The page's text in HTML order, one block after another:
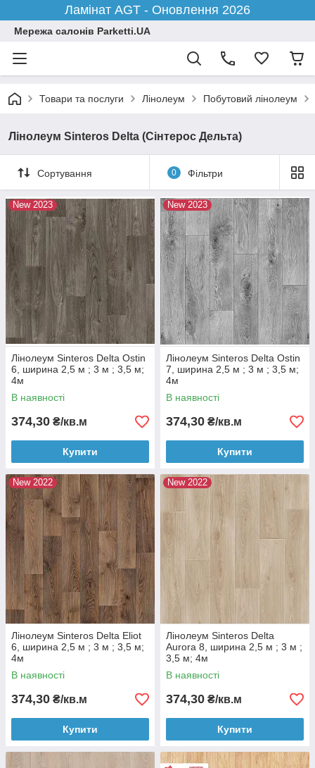
Ламінат AGT - Оновлення 2026
Мережа салонів Parketti.UA
Товари та послуги Лінолеум Побутовий лінолеум
Лінолеум Sinteros Delta (Сінтерос Дельта)
Сортування 0 Фільтри
New 2023
Лінолеум Sinteros Delta Ostin
6, ширина 2,5 м ; 3 м ; 3,5 м;
4м
В наявності
374,30 ₴/кв.м
Купити
New 2023
Лінолеум Sinteros Delta Ostin
7, ширина 2,5 м ; 3 м ; 3,5 м;
4м
В наявності
374,30 ₴/кв.м
Купити
New 2022
Лінолеум Sinteros Delta Eliot
6, ширина 2,5 м ; 3 м ; 3,5 м;
4м
В наявності
374,30 ₴/кв.м
Купити
New 2022
Лінолеум Sinteros Delta
Aurora 8, ширина 2,5 м ; 3 м ;
3,5 м; 4м
В наявності
374,30 ₴/кв.м
Купити